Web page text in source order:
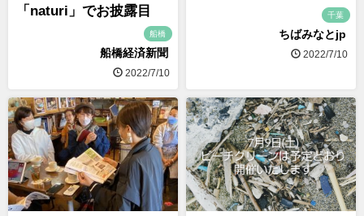
「naturi」でお披露目
船橋
船橋経済新聞
2022/7/10
千葉
ちばみなとjp
2022/7/10